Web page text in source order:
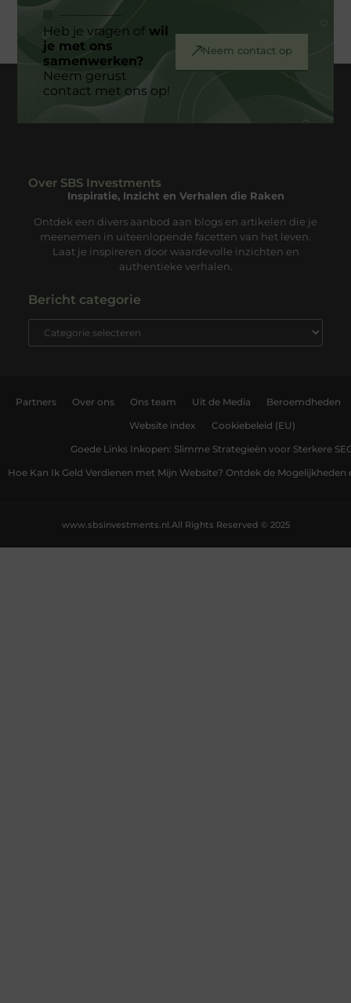
Heb je vragen ofwil
je met ons
samenwerken?
Neem gerust
contact met ons op!
Neem contact op
Over SBS Investments
Inspiratie, Inzicht en Verhalen die Raken
Ontdek een divers aanbod aan blogs en artikelen die je
meenemen in uiteenlopende facetten van het leven.
Laat je inspireren door waardevolle inzichten en
authentieke verhalen.
Bericht categorie
Partners Over ons Ons team Uit de Media Beroemdheden
Website index Cookiebeleid (EU)
Goede Links Inkopen: Slimme Strategieën voor Sterkere
Hoe Kan Ik Geld Verdienen met Mijn Website? Ontdek de Mogelijkheden
All Rights Reserved © 2025
www.sbsinvestments.nl.